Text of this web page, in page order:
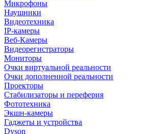
Микрофоны
Наушники
Видеотехника
IP-камеры
Веб-Камеры
Видеорегистраторы
Мониторы
Очки виртуальной реальности
Очки дополненной реальности
Проекторы
Стабилизаторы и переферия
Фототехника
Экшн-камеры
Гаджеты и устройства
Dyson